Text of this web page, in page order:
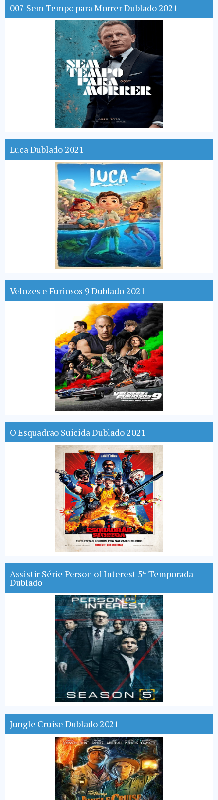
007 Sem Tempo para Morrer Dublado 2021
Luca Dublado 2021
Velozes e Furiosos 9 Dublado 2021
O Esquadrão Suicida Dublado 2021
Assistir Série Person of Interest 5ª Temporada
Dublado
Jungle Cruise Dublado 2021